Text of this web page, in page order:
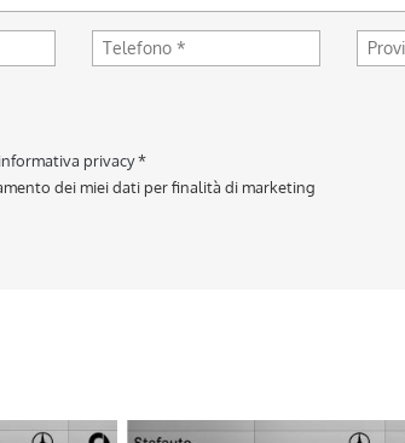
privacy*
dei miei dati per finalità di marketing